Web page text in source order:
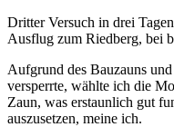
Dritter Versuch in drei
Ausflug zum Riedberg, bei
Aufgrund des Bauzauns
versperrte, wählte ich die
Zaun, was erstaunlich gut
auszusetzen, meine ich.